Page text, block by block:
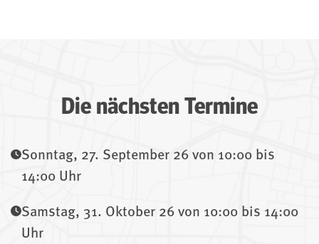
Die nächsten Termine
Sonntag, 27. September 26 von 10:00 bis
14:00 Uhr
Samstag, 31. Oktober 26 von 10:00 bis 14:00
Uhr